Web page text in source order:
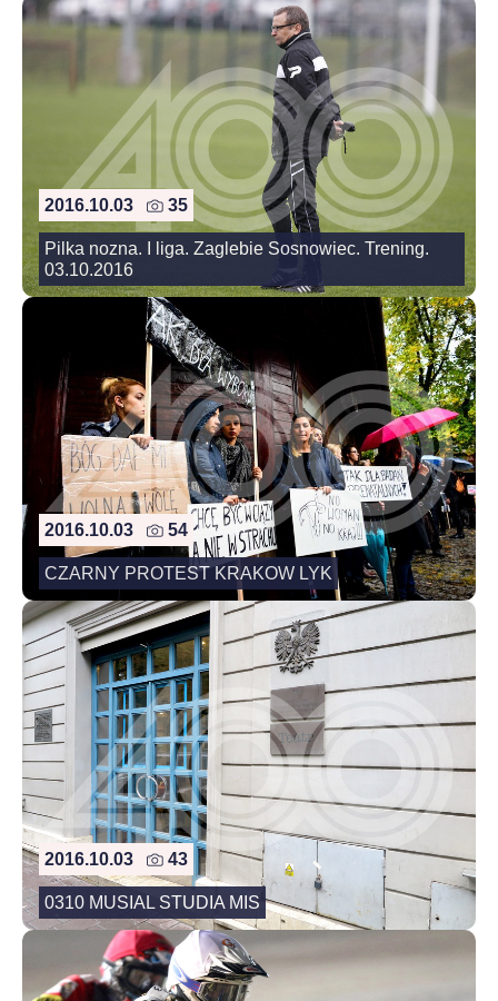
2016.10.03 35
Pilka nozna. I liga. Zaglebie Sosnowiec. Trening.
03.10.2016
2016.10.03 54
CZARNY PROTEST KRAKOW LYK
2016.10.03 43
0310 MUSIAL STUDIA MIS